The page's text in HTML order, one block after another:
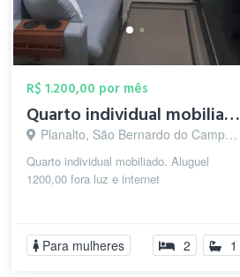
R$ 1.200,00 por mês
Quarto individual mobiliado
Planalto, São Bernardo do Campo - SP
Quarto individual mobiliado. Aluguel
1200,00 fora luz e internet
Para mulheres 2 1